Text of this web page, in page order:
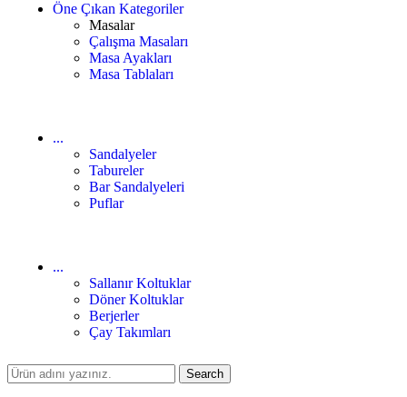
Öne Çıkan Kategoriler
Masalar
Çalışma Masaları
Masa Ayakları
Masa Tablaları
...
Sandalyeler
Tabureler
Bar Sandalyeleri
Puflar
...
Sallanır Koltuklar
Döner Koltuklar
Berjerler
Çay Takımları
Search